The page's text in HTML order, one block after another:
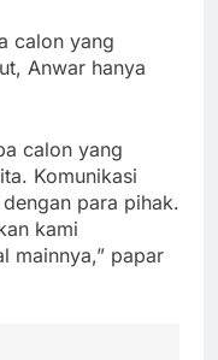
calon yang
Anwar hanya
calon yang
Komunikasi
para pihak.
kami
mainnya,” papar